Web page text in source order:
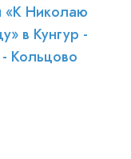
«К Николаю
в Кунгур -
Кольцово